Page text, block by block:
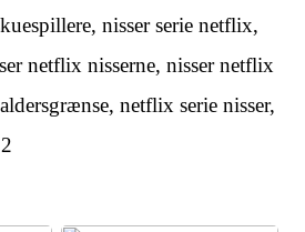
nisser serie netflix,
netflix nisserne, nisser netflix
netflix serie nisser,